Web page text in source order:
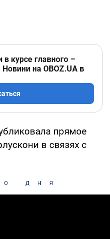
курсе главного –
на OBOZ.UA в
прямое
в связях с
дня